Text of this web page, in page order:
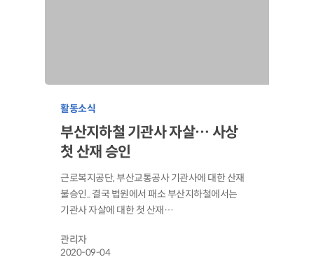
활동소식
부산지하철 기관사 자살… 사상
첫 산재 승인
근로복지공단, 부산교통공사 기관사에 대한 산재
불승인.. 결국 법원에서 패소 부산지하철에서는
기관사 자살에 대한 첫 산재…
관리자
2020-09-04